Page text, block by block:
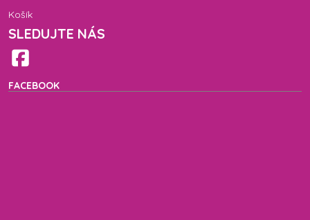
Košík
SLEDUJTE NÁS
FACEBOOK